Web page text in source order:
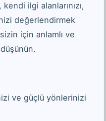
ilgi alanlarınızı,
değerlendirmek
için anlamlı ve
ve güçlü yönlerinizi